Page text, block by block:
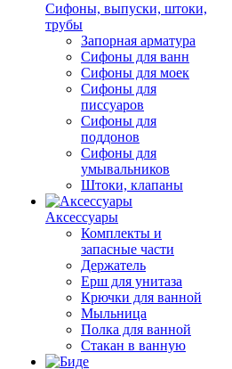
Сифоны, выпуски, штоки,
трубы
Запорная арматура
Сифоны для ванн
Сифоны для моек
Сифоны для
писсуаров
Сифоны для
поддонов
Сифоны для
умывальников
Штоки, клапаны
Аксессуары
Комплекты и
запасные части
Держатель
Ерш для унитаза
Крючки для ванной
Мыльница
Полка для ванной
Стакан в ванную